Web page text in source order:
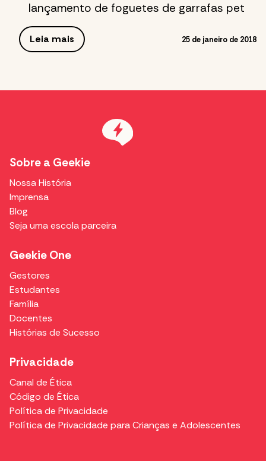
lançamento de foguetes de garrafas pet
Leia mais 25 de janeiro de 2018
Sobre a Geekie
Nossa História
Imprensa
Blog
Seja uma escola parceira
Geekie One
Gestores
Estudantes
Família
Docentes
Histórias de Sucesso
Privacidade
Canal de Ética
Código de Ética
Política de Privacidade
Política de Privacidade para Crianças e Adolescentes